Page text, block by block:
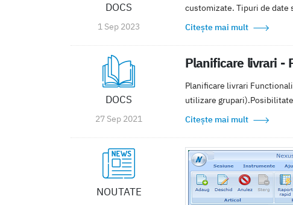
DOCS
1 Sep 2023
customizate. Tipuri de date
Citește mai mult
DOCS
27 Sep 2021
Planificare livrari -
Planificare livrari
utilizare
Citește mai mult
NOUTATE